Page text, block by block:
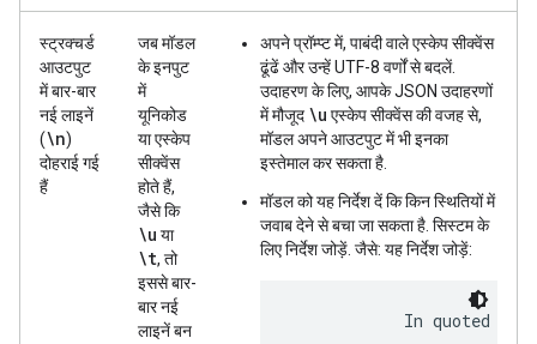
स्ट्रक्चर्ड
आउटपुट
में बार-बार
नई लाइनें
(\n)
दोहराई गई
हैं
जब मॉडल
के इनपुट
में
यूनिकोड
या एस्केप
सीक्वेंस
होते हैं,
जैसे कि
\u या
\t, तो
इससे बार-
बार नई
लाइनें बन
अपने प्रॉम्प्ट में, पाबंदी वाले एस्केप सीक्वेंस
ढूंढें और उन्हें UTF-8 वर्णों से बदलें.
उदाहरण के लिए, आपके JSON उदाहरणों
में मौजूद \u एस्केप सीक्वेंस की वजह से,
मॉडल अपने आउटपुट में भी इनका
इस्तेमाल कर सकता है.
मॉडल को यह निर्देश दें कि किन स्थितियों में
जवाब देने से बचा जा सकता है. सिस्टम के
लिए निर्देश जोड़ें. जैसे: यह निर्देश जोड़ें:
In quoted